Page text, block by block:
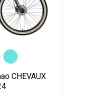
CHEVAUX